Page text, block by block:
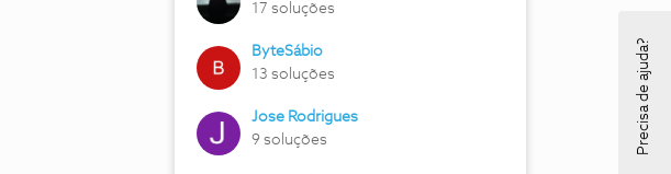
17 soluções
ByteSábio
13 soluções
Jose Rodrigues
9 soluções
Precisa de ajuda?